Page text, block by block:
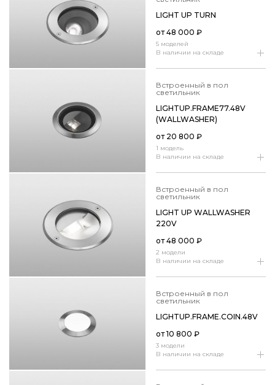
5 моделей
В наличии на складе
LIGHT UP TURN
от48 000 ₽
встроенный в пол
светильник
1 модель
В наличии на складе
LIGHTUP.​FRAME77.​48V
(WALLWASHER)
от 20 800 ₽
встроенный в пол
светильник
2 модели
В наличии на складе
LIGHT UP WALLWASHER
220V
от48 000 ₽
встроенный в пол
светильник
3 модели
В наличии на складе
LIGHTUP.​FRAME.​COIN.​48V
от10 800 ₽